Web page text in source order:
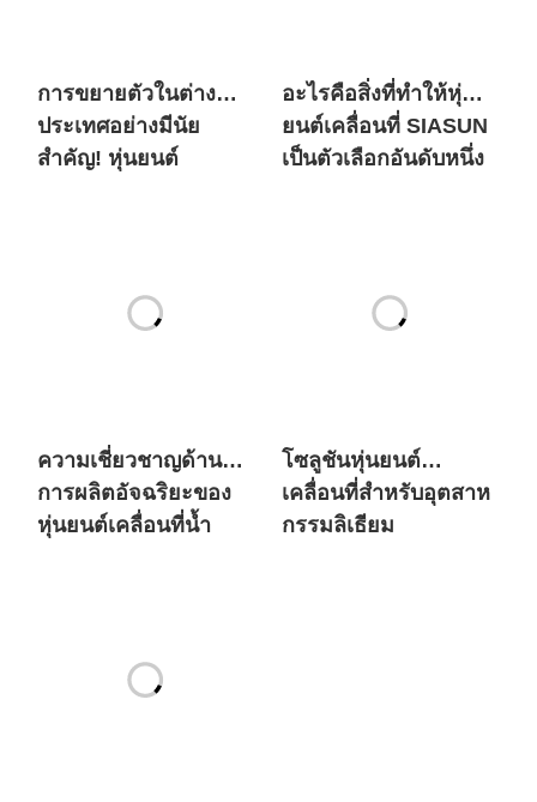
การขยายตัวในต่าง
ประเทศอย่างมีนัย
สำคัญ! หุ่นยนต์
อะไรคือสิ่งที่ทำให้หุ่น
ยนต์เคลื่อนที่ SIASUN
เป็นตัวเลือกอันดับหนึ่ง
ศตวรรษ?
ความเชี่ยวชาญด้าน
การผลิตอัจฉริยะของ
หุ่นยนต์เคลื่อนที่น้ำ
โซลูชันหุ่นยนต์
เคลื่อนที่สำหรับอุตสาห
กรรมลิเธียม